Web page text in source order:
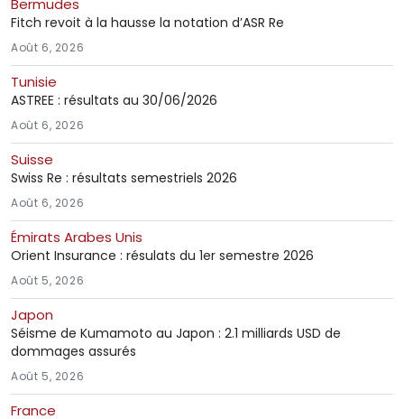
Bermudes
Fitch revoit à la hausse la notation d’ASR Re
Août 6, 2026
Tunisie
ASTREE : résultats au 30/06/2026
Août 6, 2026
Suisse
Swiss Re : résultats semestriels 2026
Août 6, 2026
Émirats Arabes Unis
Orient Insurance : résulats du 1er semestre 2026
Août 5, 2026
Japon
Séisme de Kumamoto au Japon : 2.1 milliards USD de
dommages assurés
Août 5, 2026
France